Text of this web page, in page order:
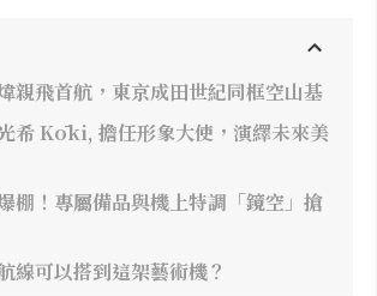
親飛首航，東京成田世紀同框空山基
希 Kōki, 擔任形象大使，演繹未來美
棚！專屬備品與機上特調「鏡空」搶
線可以搭到這架藝術機？